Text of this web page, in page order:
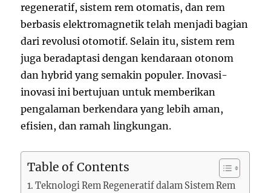
regeneratif, sistem rem otomatis, dan rem
berbasis elektromagnetik telah menjadi bagian
dari revolusi otomotif. Selain itu, sistem rem
juga beradaptasi dengan kendaraan otonom
dan hybrid yang semakin populer. Inovasi-
inovasi ini bertujuan untuk memberikan
pengalaman berkendara yang lebih aman,
efisien, dan ramah lingkungan.
Table of Contents
Teknologi Rem Regeneratif dalam Sistem Rem